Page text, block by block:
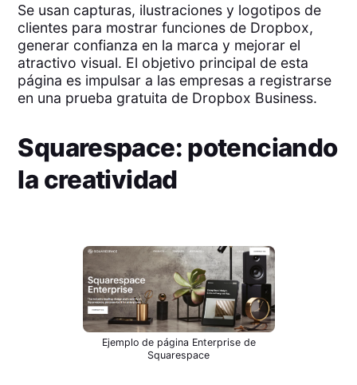
Se usan capturas, ilustraciones y logotipos de
clientes para mostrar funciones de Dropbox,
generar confianza en la marca y mejorar el
atractivo visual. El objetivo principal de esta
página es impulsar a las empresas a registrarse
en una prueba gratuita de Dropbox Business.
Squarespace: potenciando
la creatividad
Ejemplo de página Enterprise de
Squarespace